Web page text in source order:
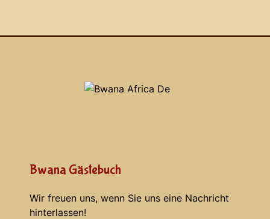
Bwana Gästebuch
Wir freuen uns, wenn Sie uns eine Nachricht
hinterlassen!